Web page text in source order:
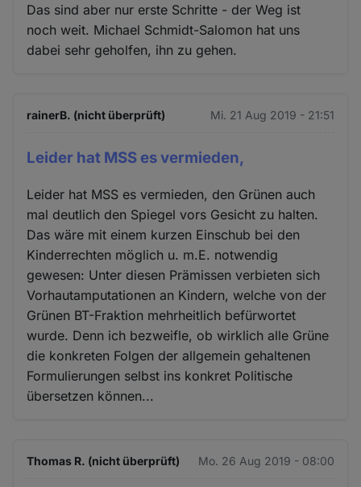
Das sind aber nur erste Schritte - der Weg ist
noch weit. Michael Schmidt-Salomon hat uns
dabei sehr geholfen, ihn zu gehen.
rainerB. (nicht überprüft) Mi. 21 Aug 2019 - 21:51
Leider hat MSS es vermieden,
Leider hat MSS es vermieden, den Grünen auch
mal deutlich den Spiegel vors Gesicht zu halten.
Das wäre mit einem kurzen Einschub bei den
Kinderrechten möglich u. m.E. notwendig
gewesen: Unter diesen Prämissen verbieten sich
Vorhautamputationen an Kindern, welche von der
Grünen BT-Fraktion mehrheitlich befürwortet
wurde. Denn ich bezweifle, ob wirklich alle Grüne
die konkreten Folgen der allgemein gehaltenen
Formulierungen selbst ins konkret Politische
übersetzen können...
Thomas R. (nicht überprüft) Mo. 26 Aug 2019 - 08:00